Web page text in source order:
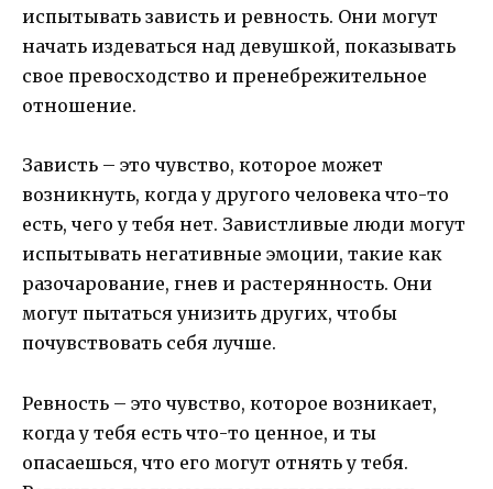
испытывать зависть и ревность. Они могут
начать издеваться над девушкой, показывать
свое превосходство и пренебрежительное
отношение.
Зависть – это чувство, которое может
возникнуть, когда у другого человека что-то
есть, чего у тебя нет. Завистливые люди могут
испытывать негативные эмоции, такие как
разочарование, гнев и растерянность. Они
могут пытаться унизить других, чтобы
почувствовать себя лучше.
Ревность – это чувство, которое возникает,
когда у тебя есть что-то ценное, и ты
опасаешься, что его могут отнять у тебя.